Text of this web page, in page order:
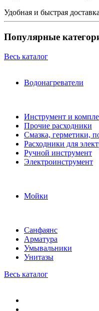
Удобная и быстрая доставка
Популярные
Весь каталог
Водонагреватели
Инструмент и
Прочие расходники
Смазка, герметики,
Расходники для
Ручной инструмент
Электроинструмент
Мойки
Санфаянс
Арматура
Умывальники
Унитазы
Весь каталог